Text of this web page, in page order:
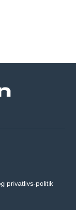
privatlivs-politik